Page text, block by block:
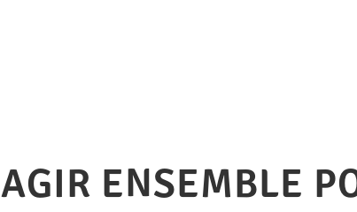
AGIR ENSEMBLE